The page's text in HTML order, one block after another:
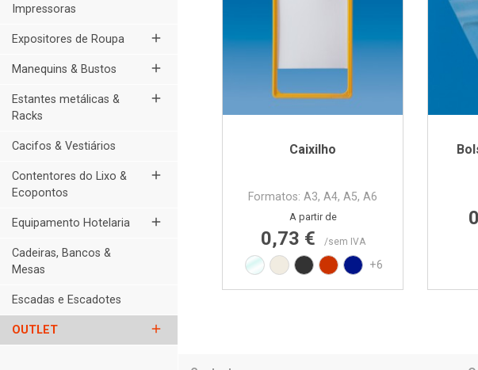
Impressoras
Expositores de Roupa add
Manequins & Bustos add
Estantes metálicas &
Racks
add
Cacifos & Vestiários
Contentores do Lixo &
Ecopontos
add
Equipamento Hotelaria add
Cadeiras, Bancos &
Mesas
Escadas e Escadotes
OUTLET add
Caixilho
Formatos: A3, A4, A5, A6
Preço normal
Preço
A partir de
0,73 € /sem IVA
Transparente
Branco RAL9010
Preto RAL9017
Vermelho RAL3020
Azul PAN BLUE REFLEX
+6